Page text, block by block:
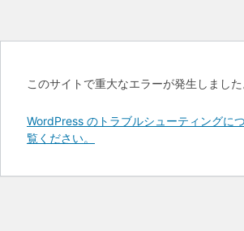
このサイトで重大なエラーが発生しました
WordPress のトラブルシューティングに
覧ください。